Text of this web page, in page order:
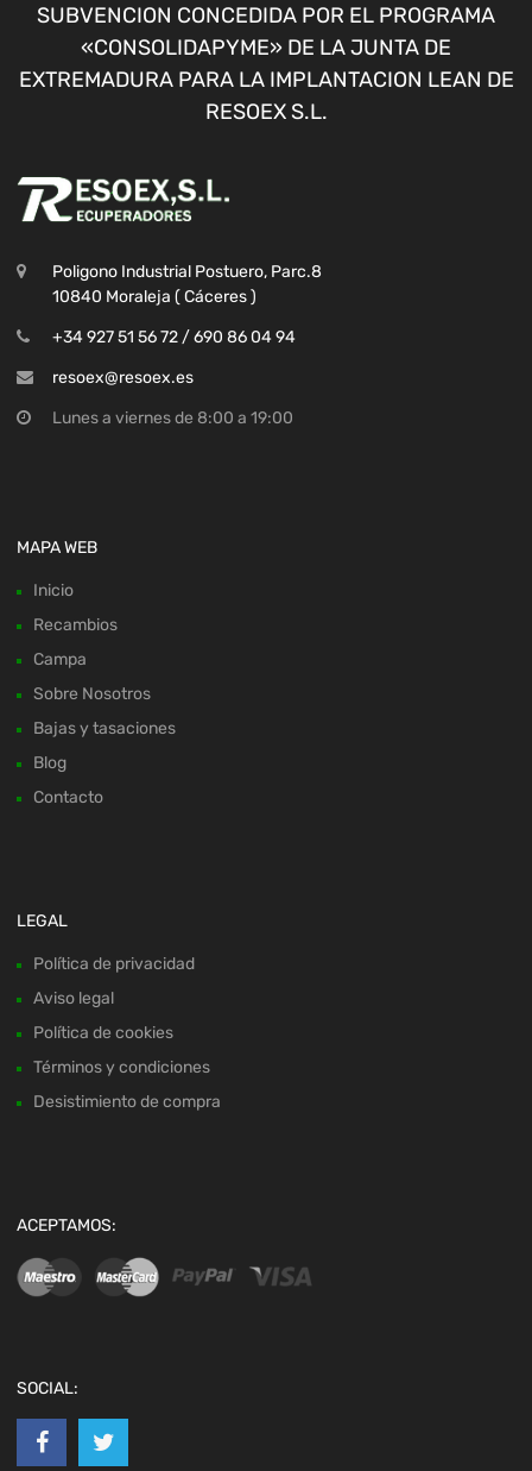
SUBVENCION CONCEDIDA POR EL PROGRAMA
«CONSOLIDAPYME» DE LA JUNTA DE
EXTREMADURA PARA LA IMPLANTACION LEAN DE
RESOEX S.L.
Poligono Industrial Postuero, Parc.8
10840 Moraleja ( Cáceres )
+34 927 51 56 72 / 690 86 04 94
resoex@resoex.es
Lunes a viernes de 8:00 a 19:00
MAPA WEB
Inicio
Recambios
Campa
Sobre Nosotros
Bajas y tasaciones
Blog
Contacto
LEGAL
Política de privacidad
Aviso legal
Política de cookies
Términos y condiciones
Desistimiento de compra
ACEPTAMOS:
SOCIAL: